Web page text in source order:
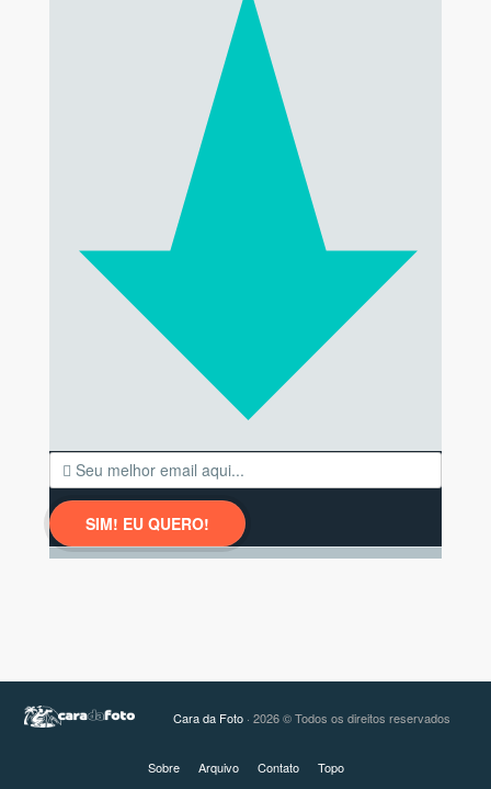
Cara da Foto· 2026 © Todos os direitos reservados
Sobre Arquivo Contato Topo